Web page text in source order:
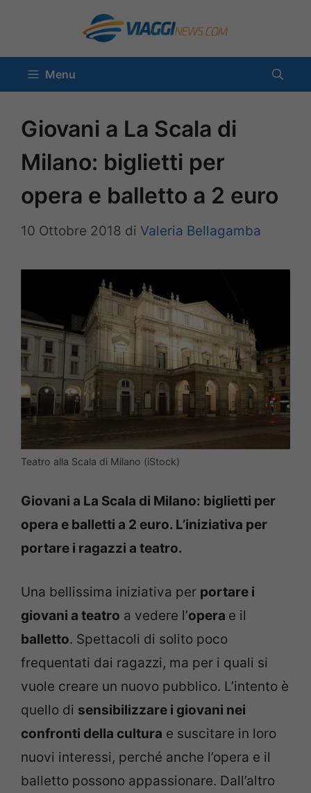
contenuto
Menu
Giovani a La Scala di
Milano: biglietti per
opera e balletto a 2 euro
10 Ottobre 2018 di Valeria Bellagamba
Teatro alla Scala di Milano (iStock)
Giovani a La Scala di Milano: biglietti per
opera e balletti a 2 euro. L’iniziativa per
portare i ragazzi a teatro.
Una bellissima iniziativa per portare i
giovani a teatro a vedere l’opera e il
balletto. Spettacoli di solito poco
frequentati dai ragazzi, ma per i quali si
vuole creare un nuovo pubblico. L’intento è
quello di sensibilizzare i giovani nei
confronti della cultura e suscitare in loro
nuovi interessi, perché anche l’opera e il
balletto possono appassionare. Dall’altro